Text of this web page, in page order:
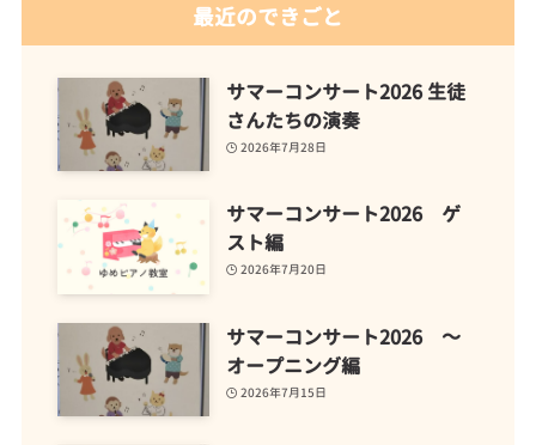
最近のできごと
サマーコンサート2026 生徒
さんたちの演奏
2026年7月28日
サマーコンサート2026 ゲ
スト編
2026年7月20日
サマーコンサート2026 ～
オープニング編
2026年7月15日